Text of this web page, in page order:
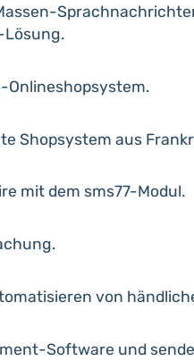
Lösung.
Onlineshopsystem.
Shopsystem aus
mit dem sms77-Modul.
von
Software und